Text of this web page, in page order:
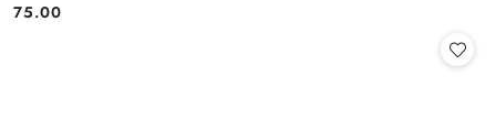
Cena:
75.00